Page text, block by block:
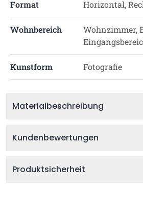
Format Horizontal,
Wohnbereich
Wohnzimmer,
Kunstform Fotografie
Materialbeschreibung
Kundenbewertungen
Produktsicherheit